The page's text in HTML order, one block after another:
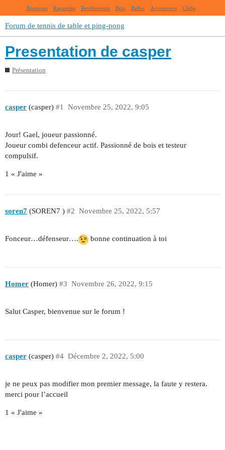
Boutique Raquettes Revêtements Bois Balles Accessoires Clubs
Forum de tennis de table et ping-pong
Presentation de casper
Présentation
casper (casper) Novembre 25, 2022, 9:05
#1
Jour! Gael, joueur passionné.
Joueur combi defenceur actif. Passionné de bois et testeur
compulsif.
1 « J'aime »
soren7 (SOREN7 ) Novembre 25, 2022, 5:57
#2
Fonceur…défenseur…. bonne continuation à toi
Homer (Homer) Novembre 26, 2022, 9:15
#3
Salut Casper, bienvenue sur le forum !
casper (casper) Décembre 2, 2022, 5:00
#4
je ne peux pas modifier mon premier message, la faute y restera.
merci pour l’accueil
1 « J'aime »